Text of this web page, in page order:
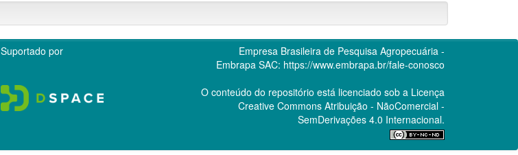
Suportado por
Empresa Brasileira de Pesquisa Agropecuária -
Embrapa SAC: https://www.embrapa.br/fale-conosco
O conteúdo do repositório está licenciado sob a Licença
Creative CommonsAtribuição - NãoComercial -
SemDerivações 4.0 Internacional.